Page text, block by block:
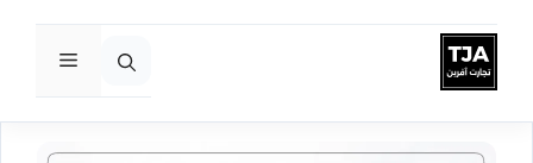
پرش
به
فهرست